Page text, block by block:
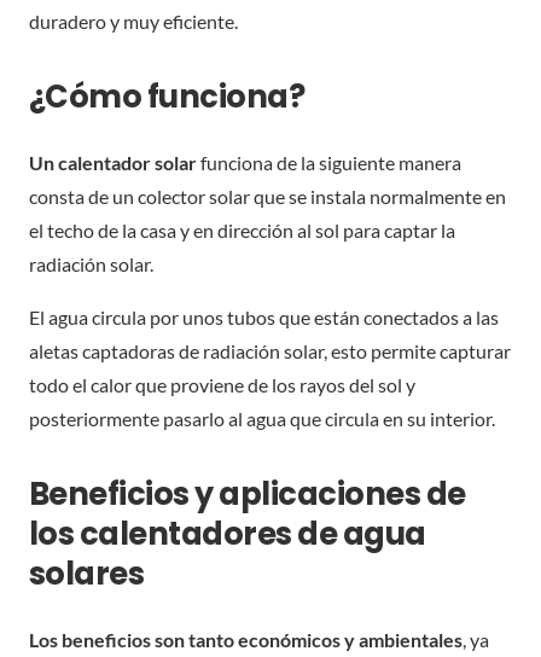
duradero y muy eficiente.
¿Cómo funciona?
Un calentador solarfunciona de la siguiente manera
consta de un colector solar que se instala normalmente en
el techo de la casa y en dirección al sol para captar la
radiación solar.
El agua circula por unos tubos que están conectados a las
aletas captadoras de radiación solar, esto permite capturar
todo el calor que proviene de los rayos del sol y
posteriormente pasarlo al agua que circula en su interior.
Beneficios y aplicaciones de
los calentadores de agua
solares
Los beneficios son tanto económicos y ambientales, ya